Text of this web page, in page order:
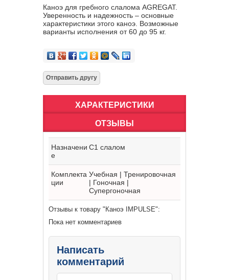
Каноэ для гребного слалома AGREGAT.
Уверенность и надежность – основные
характеристики этого каноэ. Возможные
варианты исполнения от 60 до 95 кг.
ХАРАКТЕРИСТИКИ
ОТЗЫВЫ
Назначени
е
C1 слалом
Комплекта
ции
Учебная | Тренировочная
| Гоночная |
Супергоночная
Отзывы к товару "Каноэ IMPULSE":
Пока нет комментариев
Написать
комментарий